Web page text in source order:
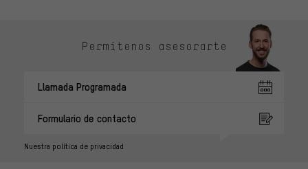
Permítenos asesorarte
Llamada Programada
Formulario de contacto
Nuestra política de privacidad